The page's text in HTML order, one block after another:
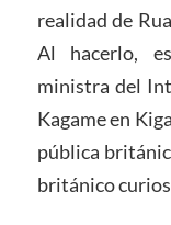
realidad de
Al hacerlo,
ministra del
Kagame en
pública
británico